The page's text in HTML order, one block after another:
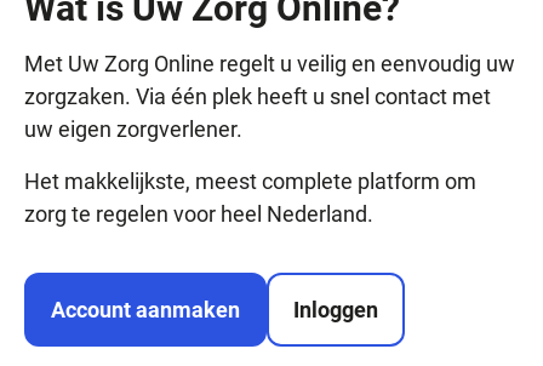
Met Uw Zorg Online regelt u veilig en eenvoudig uw
zorgzaken. Via één plek heeft u snel contact met
uw eigen zorgverlener.
Het makkelijkste, meest complete platform om
zorg te regelen voor heel Nederland.
Account aanmaken Inloggen